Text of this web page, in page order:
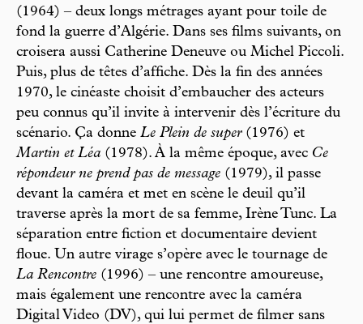
(1964) – deux longs métrages ayant pour toile de
fond la guerre d’Algérie. Dans ses films suivants, on
croisera aussi Catherine Deneuve ou Michel Piccoli.
Puis, plus de têtes ­d’affiche. Dès la fin des années
1970, le cinéaste choisit d’embaucher des acteurs
peu connus qu’il invite à intervenir dès l’écriture du
scénario. Ça donne Le Plein de super(1976) et
Martin et Léa (1978). À la même époque, avec Ce
répondeur ne prend pas de message (1979), il passe
devant la caméra et met en scène le deuil qu’il
traverse après la mort de sa femme, Irène Tunc. La
séparation entre fiction et documentaire devient
floue. Un autre virage s’opère avec le tournage de
La Rencontre (1996) – une rencontre amoureuse,
mais également une rencontre avec la caméra
Digital Video (DV), qui lui permet de filmer sans